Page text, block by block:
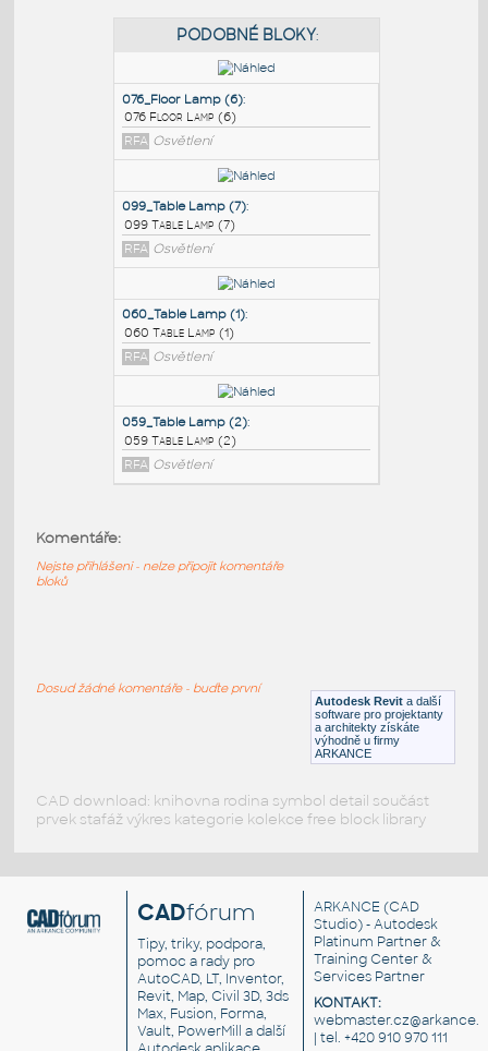
PODOBNÉ BLOKY
076_Floor Lamp (6)
076 Floor Lamp (6)
RFA Osvětlení
099_Table Lamp (7):
099 Table Lamp (7)
RFA Osvětlení
Osvětlení
Autodesk Revit a další
software pro projektanty
a architekty získáte
výhodně u firmy
ARKANCE
Komentáře:
Nejste přihlášeni - nelze připojit komentáře
bloků
Dosud žádné komentáře - buďte první
CAD download: knihovna rodina symbol detail součást
prvek stafáž výkres kategorie kolekce free block library
CADfórum
Tipy, triky, podpora,
pomoc a rady pro
AutoCAD, LT, Inventor,
Revit, Map, Civil 3D, 3ds
Max, Fusion, Forma,
Vault, PowerMill a další
ARKANCE (CAD
Studio) - Autodesk
Platinum Partner &
Training Center &
Services Partner
KONTAKT:
| tel. +420 910 970 111